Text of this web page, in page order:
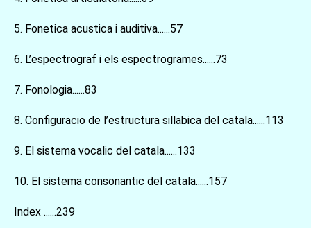
5. Fonetica acustica i auditiva......57
6. L’espectrograf i els espectrogrames......73
7. Fonologia......83
8. Configuracio de l’estructura sillabica del catala......113
9. El sistema vocalic del catala......133
10. El sistema consonantic del catala......157
Index ......239